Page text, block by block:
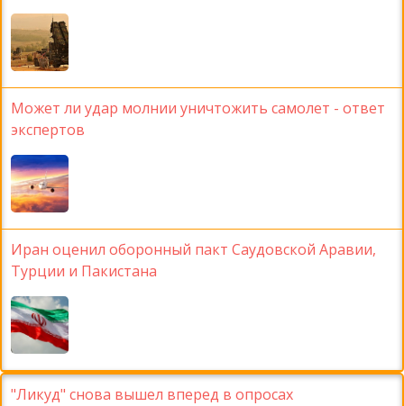
Может ли удар молнии уничтожить самолет - ответ
экспертов
Иран оценил оборонный пакт Саудовской Аравии,
Турции и Пакистана
"Ликуд" снова вышел вперед в опросах